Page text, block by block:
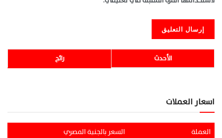
رائج الأحدث
اسعار العملات
العملة
السعر بالجنية المصري